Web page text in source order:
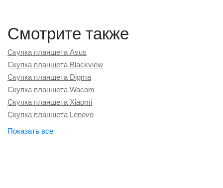
Смотрите также
Скупка планшета Asus
Скупка планшета Blackview
Скупка планшета Digma
Скупка планшета Wacom
Скупка планшета Xiaomi
Скупка планшета Lenovo
Скупка планшета Honor